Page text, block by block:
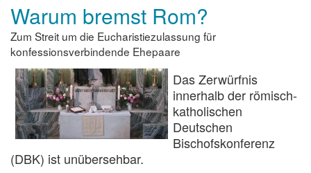
Warum bremst Rom?
Zum Streit um die Eucharistiezulassung für
konfessionsverbindende Ehepaare
Das Zerwürfnis
innerhalb der römisch-
katholischen
Deutschen
Bischofskonferenz
(DBK) ist unübersehbar.